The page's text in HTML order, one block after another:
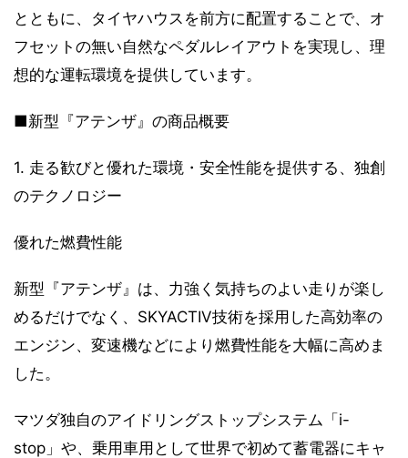
とともに、タイヤハウスを前方に配置することで、オ
フセットの無い自然なペダルレイアウトを実現し、理
想的な運転環境を提供しています。
■新型『アテンザ』の商品概要
1. 走る歓びと優れた環境・安全性能を提供する、独創
のテクノロジー
優れた燃費性能
新型『アテンザ』は、力強く気持ちのよい走りが楽し
めるだけでなく、SKYACTIV技術を採用した高効率の
エンジン、変速機などにより燃費性能を大幅に高めま
した。
マツダ独自のアイドリングストップシステム「i-
stop」や、乗用車用として世界で初めて蓄電器にキャ